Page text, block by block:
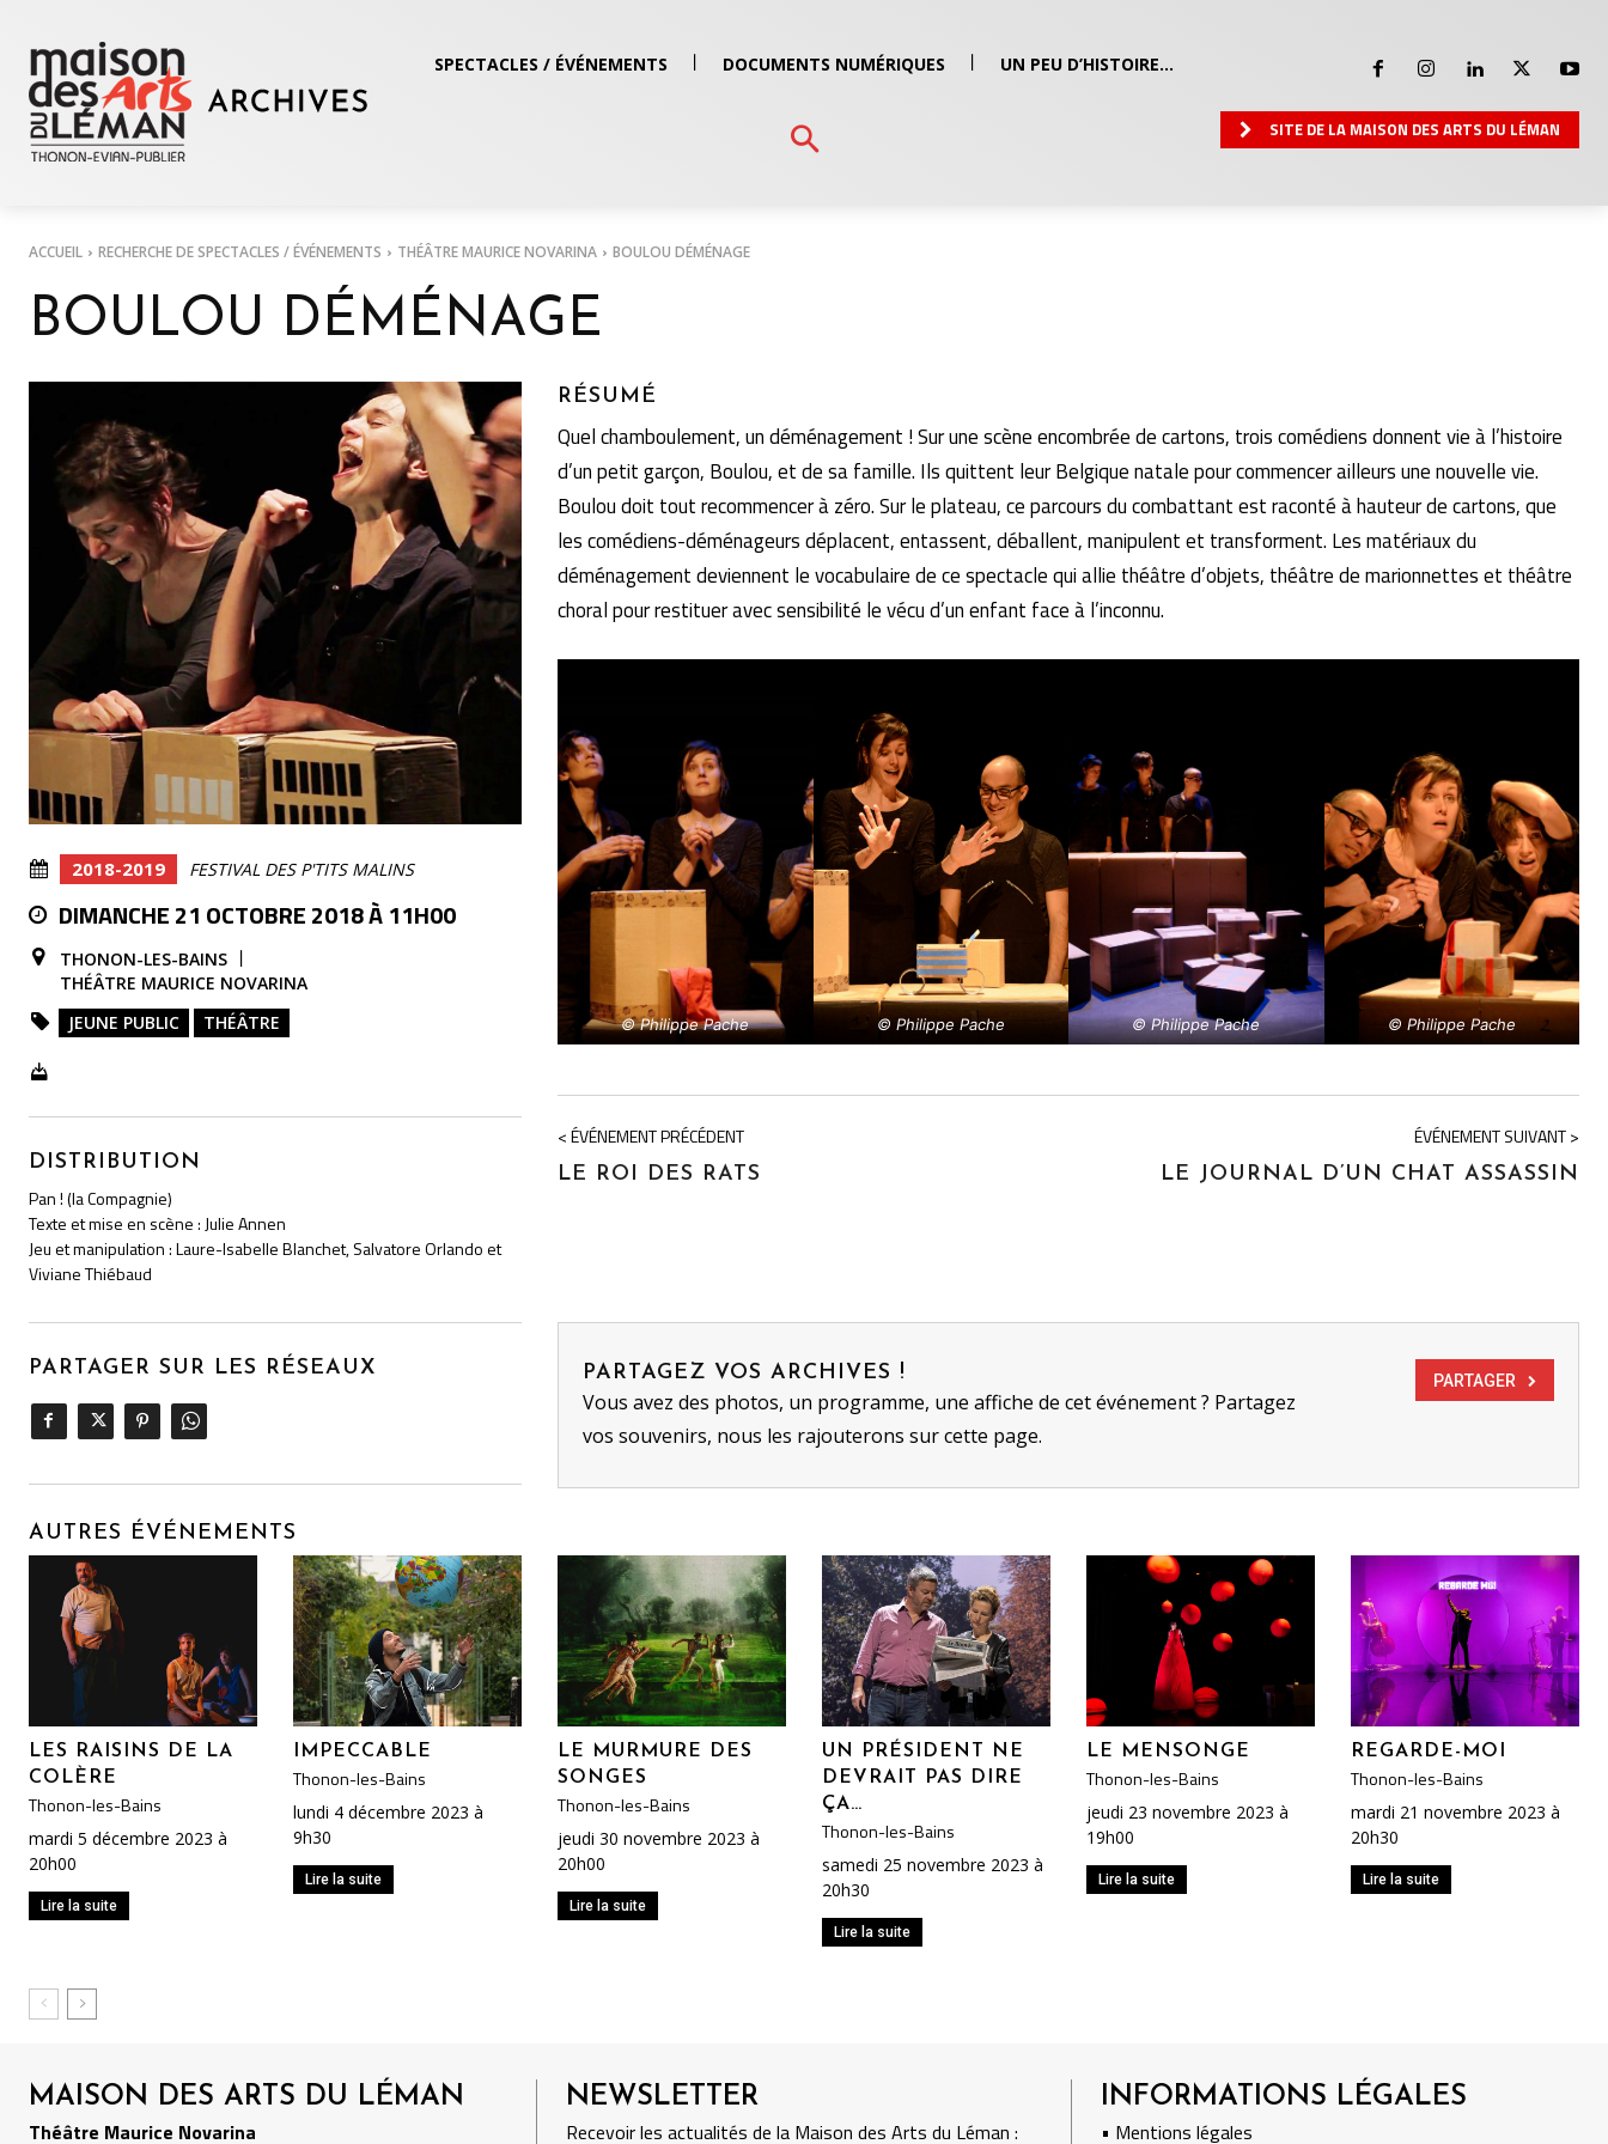
SPECTACLES / ÉVÉNEMENTS DOCUMENTS NUMÉRIQUES UN PEU D’HISTOIRE…
SITE DE LA MAISON DES ARTS DU LÉMAN
ACCUEIL RECHERCHE DE SPECTACLES / ÉVÉNEMENTS THÉÂTRE MAURICE NOVARINA BOULOU DÉMÉNAGE
BOULOU DÉMÉNAGE
2018-2019 FESTIVAL DES P'TITS MALINS
DIMANCHE 21 OCTOBRE 2018 À 11H00
THONON-LES-BAINS
THÉÂTRE MAURICE NOVARINA
JEUNE PUBLIC
THÉÂTRE
DISTRIBUTION
Pan ! (la Compagnie)
Texte et mise en scène : Julie Annen
Jeu et manipulation : Laure-Isabelle Blanchet, Salvatore Orlando et
Viviane Thiébaud
RÉSUMÉ
Quel chamboulement, un déménagement ! Sur une scène encombrée de cartons, trois comédiens donnent vie à l’histoire
d’un petit garçon, Boulou, et de sa famille. Ils quittent leur Belgique natale pour commencer ailleurs une nouvelle vie.
Boulou doit tout recommencer à zéro. Sur le plateau, ce parcours du combattant est raconté à hauteur de cartons, que
les comédiens-déménageurs déplacent, entassent, déballent, manipulent et transforment. Les matériaux du
déménagement deviennent le vocabulaire de ce spectacle qui allie théâtre d’objets, théâtre de marionnettes et théâtre
choral pour restituer avec sensibilité le vécu d’un enfant face à l’inconnu.
© Philippe Pache © Philippe Pache © Philippe Pache © Philippe Pache
< ÉVÉNEMENT PRÉCÉDENT
LE ROI DES RATS
ÉVÉNEMENT SUIVANT >
LE JOURNAL D’UN CHAT ASSASSIN
PARTAGER SUR LES RÉSEAUX PARTAGEZ VOS ARCHIVES !
Vous avez des photos, un programme, une affiche de cet événement ? Partagez
vos souvenirs, nous les rajouterons sur cette page.
PARTAGER
AUTRES ÉVÉNEMENTS
LES RAISINS DE LA
COLÈRE
Thonon-les-Bains
mardi 5 décembre 2023 à
20h00
Lire la suite
IMPECCABLE
Thonon-les-Bains
lundi 4 décembre 2023 à
9h30
Lire la suite
LE MURMURE DES
SONGES
Thonon-les-Bains
jeudi 30 novembre 2023 à
20h00
Lire la suite
UN PRÉSIDENT NE
DEVRAIT PAS DIRE
ÇA…
Thonon-les-Bains
samedi 25 novembre 2023 à
20h30
Lire la suite
LE MENSONGE
Thonon-les-Bains
jeudi 23 novembre 2023 à
19h00
Lire la suite
REGARDE-MOI
Thonon-les-Bains
mardi 21 novembre 2023 à
20h30
Lire la suite
MAISON DES ARTS DU LÉMAN
Théâtre Maurice Novarina
NEWSLETTER
Recevoir les actualités de la Maison des Arts du Léman :
INFORMATIONS LÉGALES
• Mentions légales